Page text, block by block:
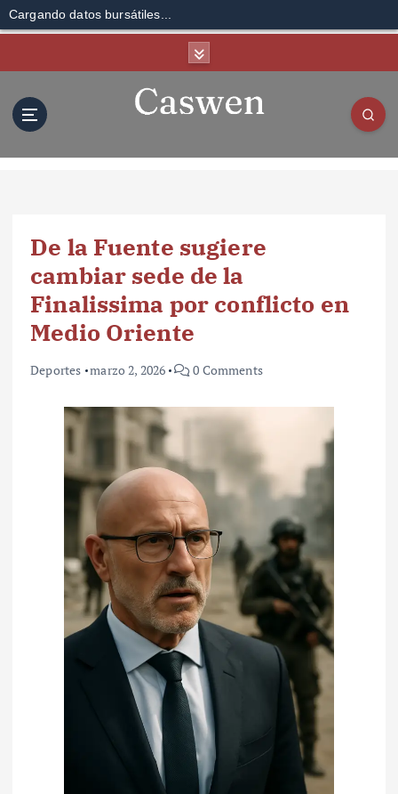
Cargando datos bursátiles...
De la Fuente sugiere
cambiar sede de la
Finalissima por conflicto en
Medio Oriente
Deportes marzo 2, 2026 0 Comments